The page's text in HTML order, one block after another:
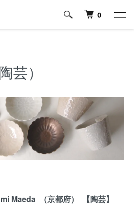
0
芸）
Maeda （京都府） 【陶芸】